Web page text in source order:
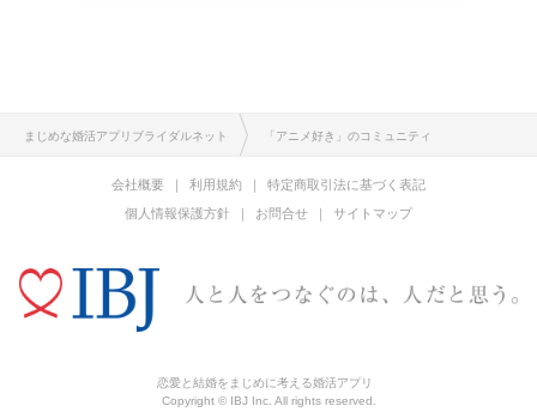
まじめな婚活アプリブライダルネット 「アニメ好き」のコミュニティ
会社概要 利用規約
特定商取引法に基づく表記
個人情報保護方針
お問合せ サイトマップ
恋愛と結婚をまじめに考える婚活アプリ
Copyright © IBJ Inc. All rights reserved.